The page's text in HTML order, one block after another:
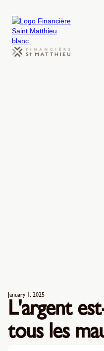
January 1, 2025
L'argent
tous les